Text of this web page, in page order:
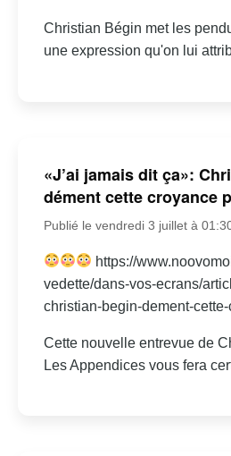
Christian Bégin met les
une expression qu'on lui
«J’ai jamais dit ça»:
dément cette croyance
Publié le vendredi 3 juillet à
https://
vedette/dans-vos-ecrans/
christian-begin-dement-
Cette nouvelle entrevue de
Les Appendices vous fera